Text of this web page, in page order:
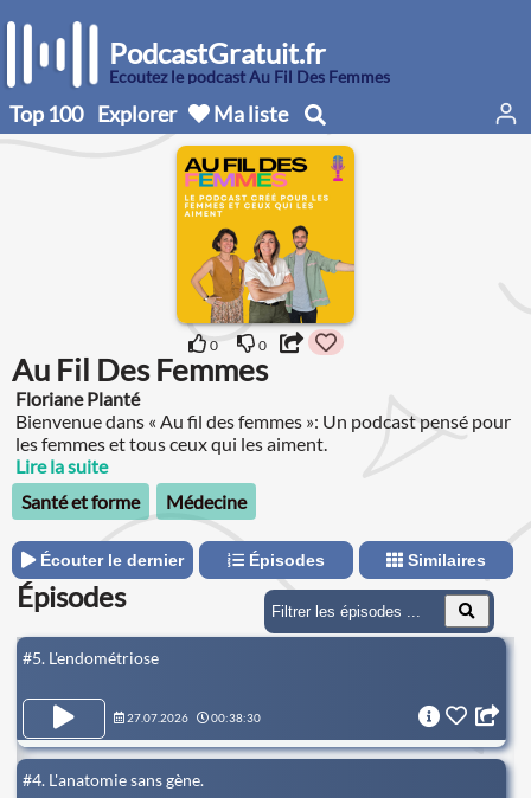
PodcastGratuit.fr
Écoutez le podcast Au Fil Des Femmes
Top 100 Explorer Ma liste
0 0
Au Fil Des Femmes
Floriane Planté
Bienvenue dans « Au fil des femmes »: Un podcast pensé pour
les femmes et tous ceux qui les aiment.
Lire la suite
Santé et forme
Médecine
Écouter le dernier Épisodes Similaires
Épisodes
#5. L'endométriose
27.07.2026 00:38:30
#4. L'anatomie sans gène.